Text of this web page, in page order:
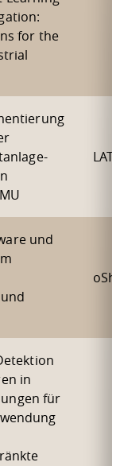
for the
und
in
für